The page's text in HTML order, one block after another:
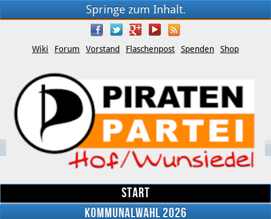
Springe zum Inhalt.
Wiki Forum Vorstand Flaschenpost Spenden Shop
Start
Kommunalwahl 2026